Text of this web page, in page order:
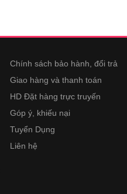
Chính sách bảo hành, đổi trả
Giao hàng và thanh toán
HD Đặt hàng trực truyến
Góp ý, khiếu nại
Tuyển Dụng
Liên hệ